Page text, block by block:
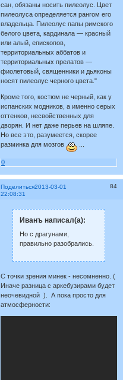
сан, обязаны носить пилеолус. Цвет
пилеолуса определяется рангом его
владельца. Пилеолус папы римского
белого цвета, кардинала — красный
или алый, епископов,
территориальных аббатов и
территориальных прелатов —
фиолетовый, священники и дьяконы
носят пилеолус черного цвета."
Кроме того, костюм не черный, как у
испанских модников, а именно серых
оттенков, несвойственных для
дворян. И нет даже перьев на шляпе.
Но все это, разумеется, скорее
разминка для мозгов
0
Поделиться 84
2013-03-01
22:08:31
Иванъ написал(а):
Но с драгунами,
правильно разобрались.
С точки зрения минек - несомненно. (
Иначе разница с аркебузирами будет
неочевидной ). А пока просто для
атмосферности: